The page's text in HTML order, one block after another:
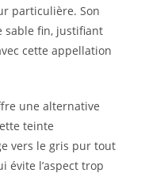
particulière. Son
sable fin, justifiant
cette appellation
une alternative
teinte
vers le gris pur tout
évite l’aspect trop